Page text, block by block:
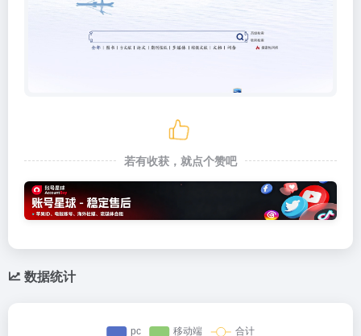
若有收获，就点个赞吧
数据统计